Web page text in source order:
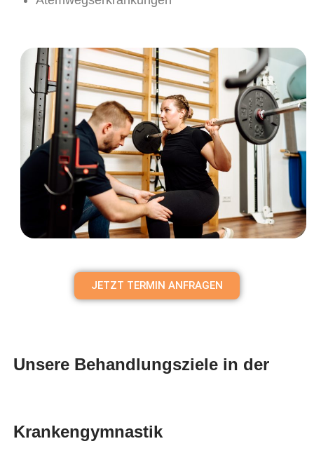
JETZT TERMIN ANFRAGEN
Unsere Behandlungsziele in der
Krankengymnastik